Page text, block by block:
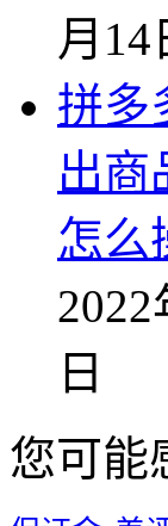
月14
拼多
出商
怎么
2022
日
您可能